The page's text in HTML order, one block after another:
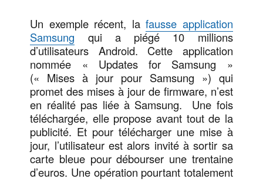
Un exemple récent, lafausse application
Samsung qui a piégé 10 millions
d’utilisateurs Android. Cette application
nommée « Updates for Samsung »
(« Mises à jour pour Samsung ») qui
promet des mises à jour de firmware, n’est
en réalité pas liée à Samsung. Une fois
téléchargée, elle propose avant tout de la
publicité. Et pour télécharger une mise à
jour, l’utilisateur est alors invité à sortir sa
carte bleue pour débourser une trentaine
d’euros. Une opération pourtant totalement